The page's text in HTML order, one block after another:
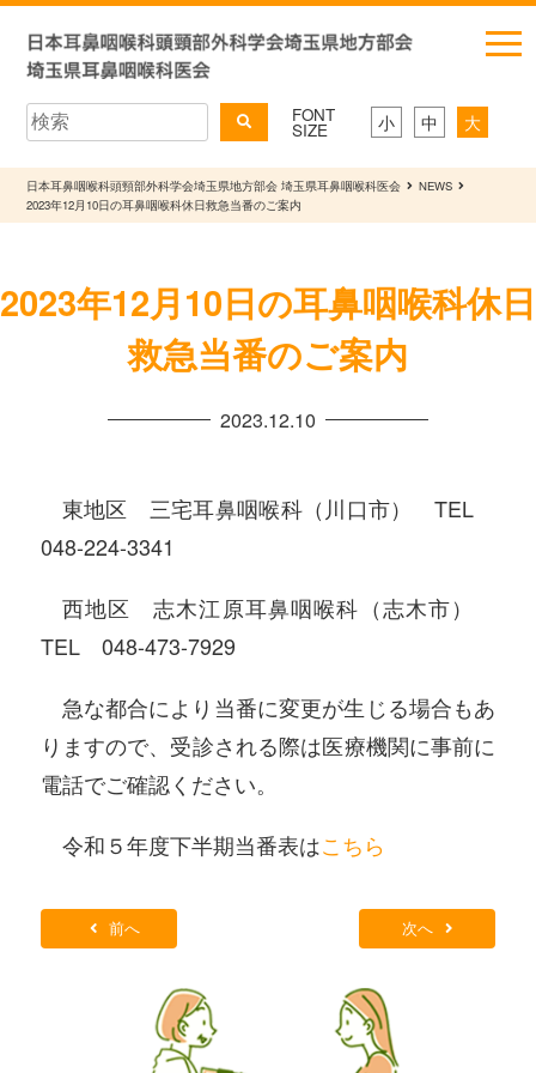
FONT
SIZE 小 中 大
日本耳鼻咽喉科頭頸部外科学会埼玉県地方部会 埼玉県耳鼻咽喉科医会
NEWS
2023年12月10日の耳鼻咽喉科休日救急当番のご案内
2023年12月10日の耳鼻咽喉科休日
救急当番のご案内
2023.12.10
東地区 三宅耳鼻咽喉科（川口市） TEL
048-224-3341
西地区 志木江原耳鼻咽喉科（志木市）
TEL 048-473-7929
急な都合により当番に変更が生じる場合もあ
りますので、受診される際は医療機関に事前に
電話でご確認ください。
令和５年度下半期当番表はこちら
前へ 次へ